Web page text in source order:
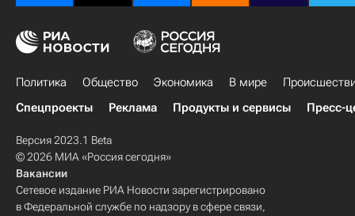
Политика Общество Экономика В мире
Спецпроекты
Реклама Продукты и сервисы Пресс-
Версия 2023.1 Beta
© 2026 МИА «Россия сегодня»
Вакансии
Сетевое издание РИА Новости зарегистрировано
в Федеральной службе по надзору в сфере связи,